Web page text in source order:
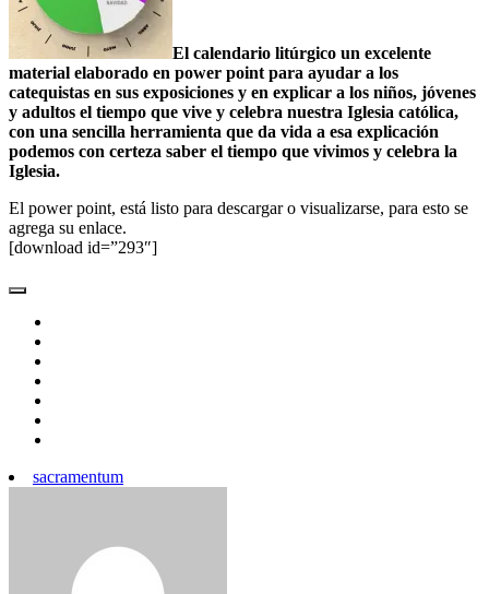
El calendario litúrgico un excelente
material elaborado en power point para ayudar a los
catequistas en sus exposiciones y en explicar a los niños, jóvenes
y adultos el tiempo que vive y celebra nuestra Iglesia católica,
con una sencilla herramienta que da vida a esa explicación
podemos con certeza saber el tiempo que vivimos y celebra la
Iglesia.
El power point, está listo para descargar o visualizarse, para esto se
agrega su enlace.
[download id=”293″]
sacramentum